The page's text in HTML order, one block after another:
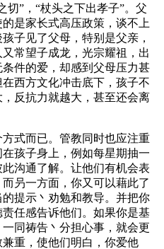
切”，“杖头之下出孝子”。父
是家长式高压政策，谈不上
子见了父母，特别是父亲，
常望子成龙，光宗耀祖，出
件的爱，却感到父母压力甚
西方文化冲击底下，孩子不
反抗力就越大，甚至还会离
式而已。管教同时也应注重
孩子身上，例如每星期抽一
沟通了解。让他们有机会表
叧一方面，你又可以藉此了
提示丶劝勉和教导。并把你
任感告诉他们。如果你是基
同祷告丶分担心事，就会更
重，使他们明白，你爱他